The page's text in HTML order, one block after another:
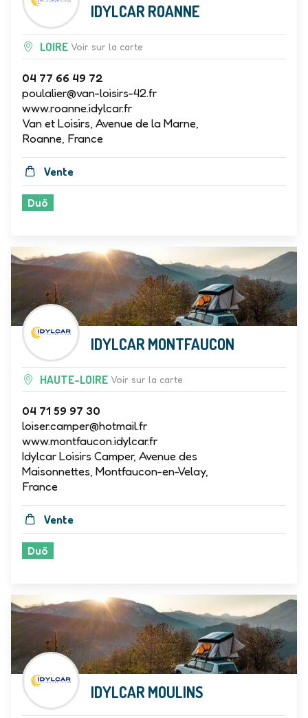
IDYLCAR ROANNE
LOIRE Voir sur la carte
04 77 66 49 72
poulalier@van-loisirs-42.fr
www.roanne.idylcar.fr
Van et Loisirs, Avenue de la Marne,
Roanne, France
Vente
Duö
IDYLCAR MONTFAUCON
HAUTE-LOIRE Voir sur la carte
04 71 59 97 30
loiser.camper@hotmail.fr
www.montfaucon.idylcar.fr
Idylcar Loisirs Camper, Avenue des
Maisonnettes, Montfaucon-en-Velay,
France
Vente
Duö
IDYLCAR MOULINS